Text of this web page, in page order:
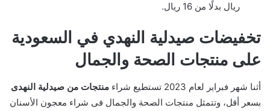
ريال بدلًا من 16 ريال.
تخفيضات صيدلية النهدي في السعودية
على منتجات الصحة والجمال
أثنا شهر فبراير لعام 2023 تستطيع شراء
منتجات من صيدلية النهدى
بسعر أقل، وتتمثل منتجات الصحة والجمال فى شراء معجون الأسنان